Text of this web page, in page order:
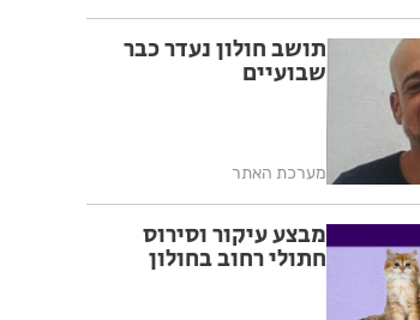
תושב חולון נעדר כבר
שבועיים
מערכת האתר
מבצע עיקור וסירוס
חתולי רחוב בחולון